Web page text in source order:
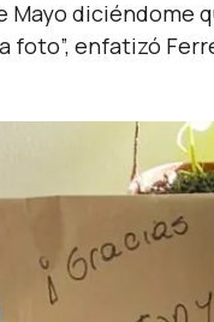
Mayo diciéndome
foto”, enfatizó